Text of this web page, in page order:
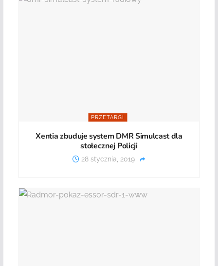
PRZETARGI
Xentia zbuduje system DMR Simulcast dla
stołecznej Policji
28 stycznia, 2019